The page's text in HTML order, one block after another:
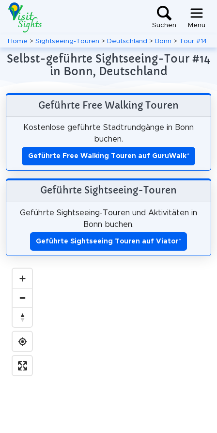
Suchen Menü
Home > Sightseeing-Touren > Deutschland > Bonn > Tour #14
Selbst-geführte Sightseeing-Tour #14
in Bonn, Deutschland
Geführte Free Walking Touren
Kostenlose geführte Stadtrundgänge in Bonn
buchen.
Geführte Free Walking Touren auf GuruWalk*
Geführte Sightseeing-Touren
Geführte Sightseeing-Touren und Aktivitäten in
Bonn buchen.
Geführte Sightseeing Touren auf Viator*